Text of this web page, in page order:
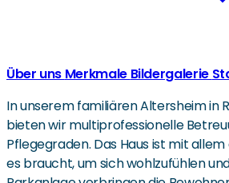
Über uns Merkmale Bildergalerie
In unserem familiären Altersheim in
bieten wir multiprofessionelle
Pflegegraden. Das Haus ist mit
es braucht, um sich wohlzufühlen